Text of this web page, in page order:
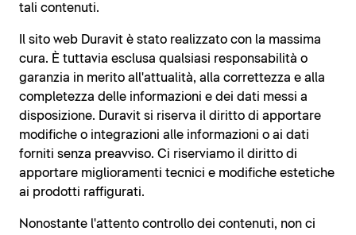
tali contenuti.
Il sito web Duravit è stato realizzato con la massima
cura. È tuttavia esclusa qualsiasi responsabilità o
garanzia in merito all'attualità, alla correttezza e alla
completezza delle informazioni e dei dati messi a
disposizione. Duravit si riserva il diritto di apportare
modifiche o integrazioni alle informazioni o ai dati
forniti senza preavviso. Ci riserviamo il diritto di
apportare miglioramenti tecnici e modifiche estetiche
ai prodotti raffigurati.
Nonostante l'attento controllo dei contenuti, non ci